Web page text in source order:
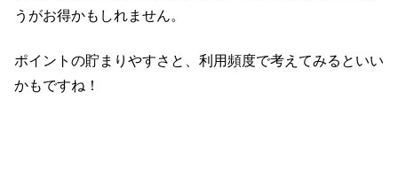
うがお得かもしれません。
ポイントの貯まりやすさと、利用頻度で考えてみるといい
かもですね！